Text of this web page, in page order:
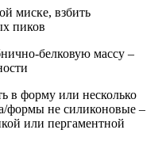
миске, взбить
пиков
белковую массу –
в форму или несколько
формы не силиконовые –
или пергаментной